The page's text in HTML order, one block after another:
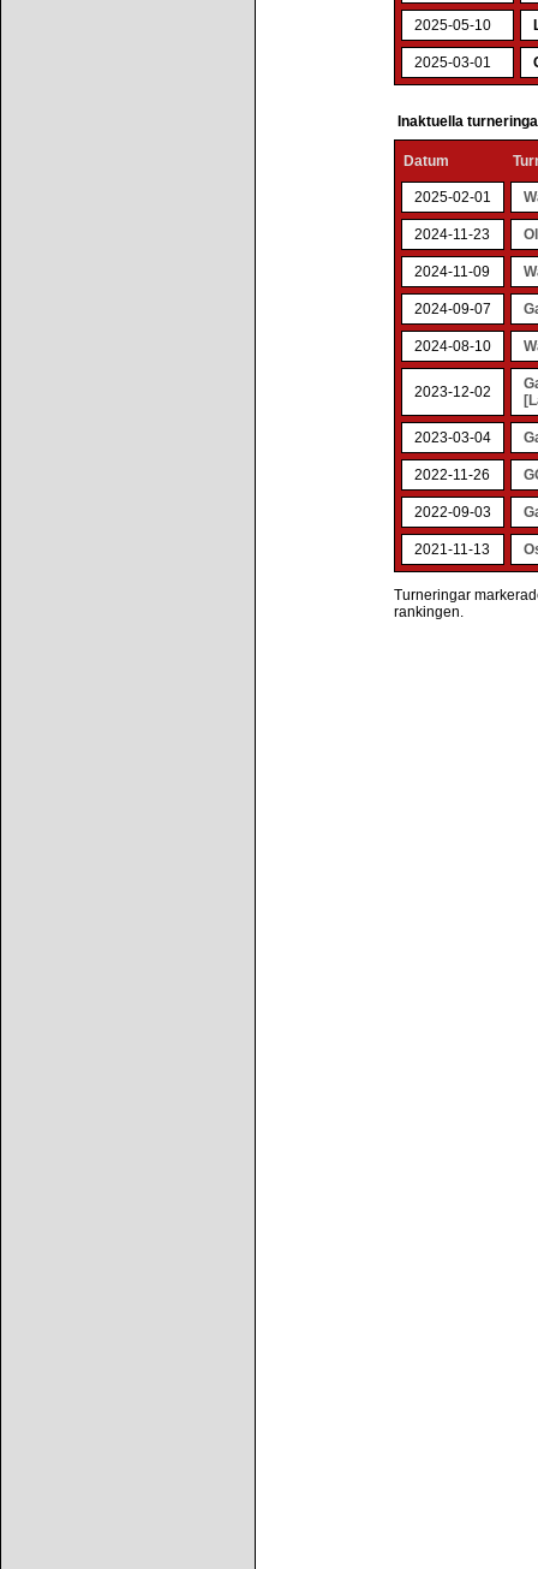
2025-05-10
2025-03-01
Inaktuella
Datum
2025-02-01
2024-11-23
2024-11-09
2024-09-07
2024-08-10
2023-12-02
2023-03-04
2022-11-26
2022-09-03
2021-11-13
Turneringar
rankingen.